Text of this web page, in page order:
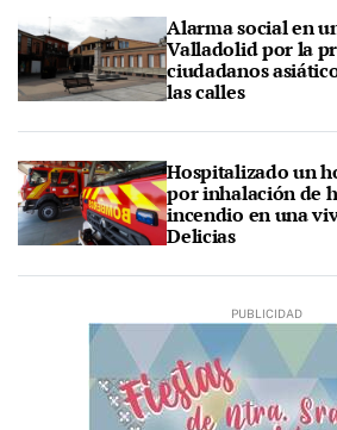
Alarma social en
Valladolid por la
ciudadanos
las calles
Hospitalizado un
por inhalación de
incendio en una
Delicias